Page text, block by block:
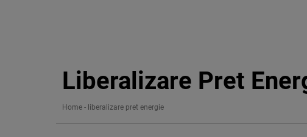
Liberalizare Pret
Home - liberalizare pret energie